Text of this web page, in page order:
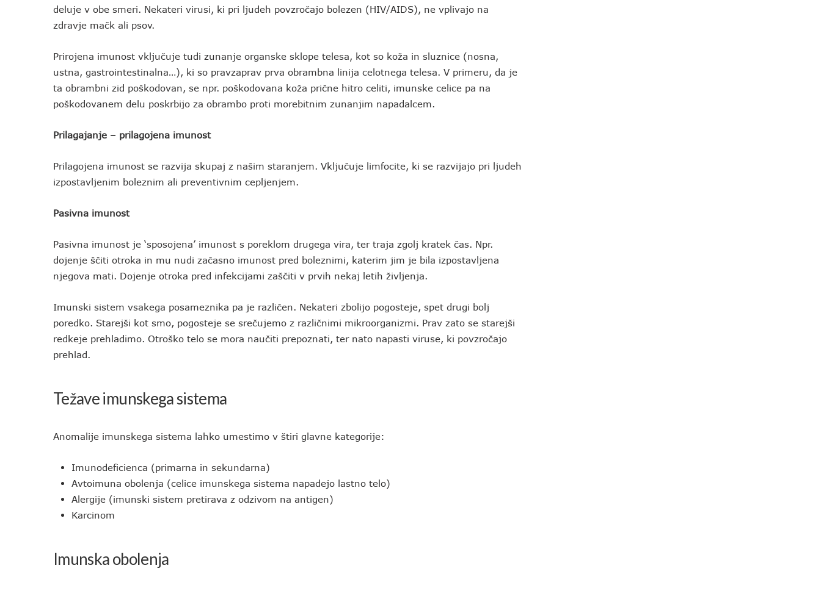
deluje v obe smeri. Nekateri virusi, ki pri ljudeh povzročajo bolezen (HIV/AIDS), ne vplivajo na
zdravje mačk ali psov.
Prirojena imunost vključuje tudi zunanje organske sklope telesa, kot so koža in sluznice (nosna,
ustna, gastrointestinalna…), ki so pravzaprav prva obrambna linija celotnega telesa. V primeru, da je
ta obrambni zid poškodovan, se npr. poškodovana koža prične hitro celiti, imunske celice pa na
poškodovanem delu poskrbijo za obrambo proti morebitnim zunanjim napadalcem.
Prilagajanje – prilagojena imunost
Prilagojena imunost se razvija skupaj z našim staranjem. Vključuje limfocite, ki se razvijajo pri ljudeh
izpostavljenim boleznim ali preventivnim cepljenjem.
Pasivna imunost
Pasivna imunost je ‘sposojena’ imunost s poreklom drugega vira, ter traja zgolj kratek čas. Npr.
dojenje ščiti otroka in mu nudi začasno imunost pred boleznimi, katerim jim je bila izpostavljena
njegova mati. Dojenje otroka pred infekcijami zaščiti v prvih nekaj letih življenja.
Imunski sistem vsakega posameznika pa je različen. Nekateri zbolijo pogosteje, spet drugi bolj
poredko. Starejši kot smo, pogosteje se srečujemo z različnimi mikroorganizmi. Prav zato se starejši
redkeje prehladimo. Otroško telo se mora naučiti prepoznati, ter nato napasti viruse, ki povzročajo
prehlad.
Težave imunskega sistema
Anomalije imunskega sistema lahko umestimo v štiri glavne kategorije:
Imunodeficienca (primarna in sekundarna)
Avtoimuna obolenja (celice imunskega sistema napadejo lastno telo)
Alergije (imunski sistem pretirava z odzivom na antigen)
Karcinom
Imunska obolenja